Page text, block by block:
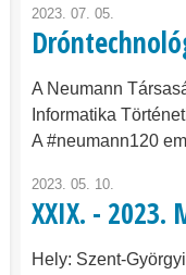
2023. 07. 05.
A Neumann
Informatika
A #neumann120
2023. 05. 10.
XXIX. -
Hely: Szent-